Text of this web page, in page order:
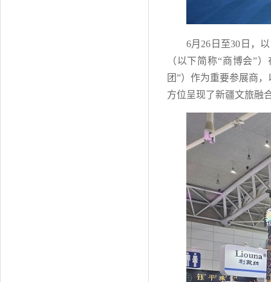
6月26日至30日，
（以下简称“商博会”
团”）作为重要参展商
方位呈现了新疆文旅融